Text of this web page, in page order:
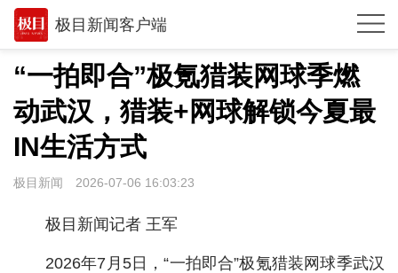
极目新闻客户端
推荐
体育
观点
时政
“一拍即合”极氪猎装网球季燃
动武汉，猎装+网球解锁今夏最
IN生活方式
极目新闻 2026-07-06 16:03:23
极目新闻记者 王军
2026年7月5日，“一拍即合”极氪猎装网球季武汉